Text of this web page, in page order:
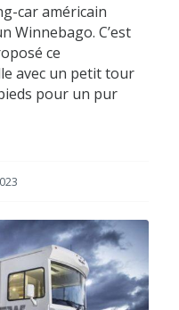
car américain
Winnebago. C’est
ce
avec un petit tour
pour un pur